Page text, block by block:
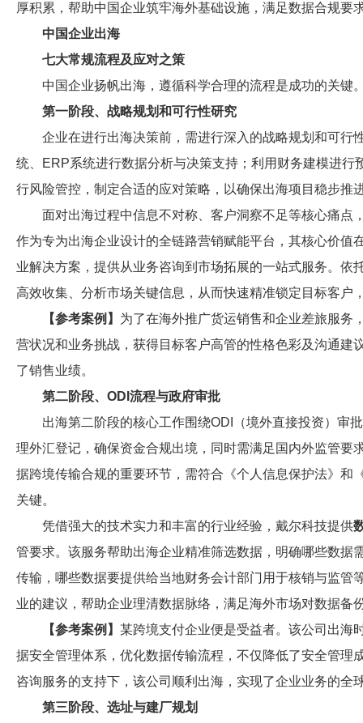
厚积累，帮助中国企业筑牢海外基础设施，满足数据合规
中国企业出海
七大常规流程及应对之策
中国企业扬帆出海，遵循科学合理的流程是成功的关键
第一阶段、战略规划和可行性研究
企业在进行出海决策前，需进行深入的战略规划和可
统、ERP系统进行数据分析与决策支持；利用财务建模进
行风险管控，制定合适的应对策略，以确保出海项目稳步推
面对出海过程中信息不对称、客户洞察不足等核心痛点
作为专为出海企业设计的全链路营销赋能平台，其核心价
业解决方案，提供从业务咨询到市场拓展的一站式服务。
高效收集、分析市场关键信息，从而快速精准锁定目标客
【参考案例】 为了在海外推广货运销售和企业差旅服务
营状况和业务挑战，获得目标客户高管的性格色彩及沟通
了销售业绩。
第二阶段、ODI流程与政府审批
出海第二阶段的核心工作围绕ODI（境外直接投资）审
理外汇登记，确保资金合规出境，同时需满足国内外监管
据跨境传输合规的重要环节，需符合《个人信息保护法》
关键。
凭借强大的技术实力和丰富的行业经验，戴尔科技提供
管要求。该服务帮助出海企业精准筛选数据，明确哪些数
传输，哪些数据要提供给当地财务会计部门用于核销与监
业的建议，帮助企业理清数据脉络，满足海外市场对数据
【参考案例】 某跨境支付企业便是受益者。该公司出海
据安全管理体系，优化数据传输流程，不仅降低了安全管
咨询服务的支持下，该公司顺利出海，实现了企业业务的全
第三阶段、选址与建厂规划